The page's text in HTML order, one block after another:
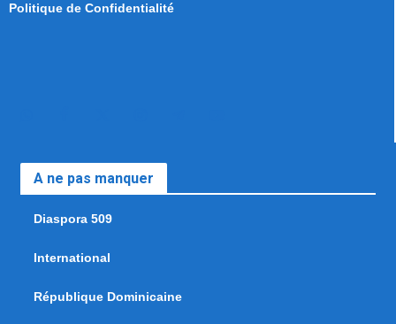
Politique de Confidentialité
A ne pas manquer
Diaspora 509
International
République Dominicaine